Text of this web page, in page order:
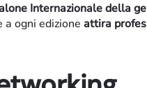
Internazionale della
ogni edizione attira